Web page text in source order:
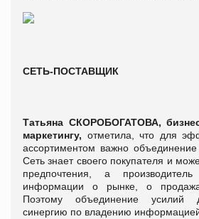
СЕТЬ-ПОСТАВЩИК
Татьяна СКОРОБОГАТОВА,
маркетингу, отметила, что для
ассортиментом важно объединение
Сеть знает своего покупателя и
предпочтения, а
информации о рынке, о
Поэтому объединение усилий
синергию по владению